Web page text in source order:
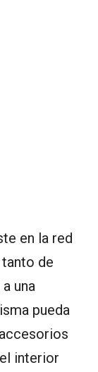
en la red
de
una
pueda
interior